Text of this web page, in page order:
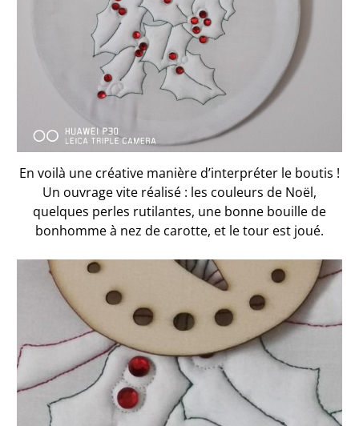
En voilà une créative manière d’interpréter le boutis !
Un ouvrage vite réalisé : les couleurs de Noël,
quelques perles rutilantes, une bonne bouille de
bonhomme à nez de carotte, et le tour est joué.